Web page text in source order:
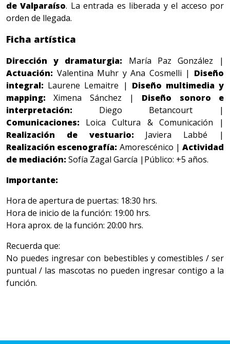
de Valparaíso. La entrada es liberada y el acceso por
orden de llegada.
Ficha artística
Dirección y dramaturgia: María Paz González |
Actuación: Valentina Muhr y Ana Cosmelli | Diseño
integral: Laurene Lemaitre | Diseño multimedia y
mapping: Ximena Sánchez | Diseño sonoro e
interpretación: Diego Betancourt |
Comunicaciones: Loica Cultura & Comunicación |
Realización de vestuario: Javiera Labbé |
Realización escenografía: Amorescénico | Actividad
de mediación: Sofía Zagal García |Público: +5 años.
Importante:
Hora de apertura de puertas: 18:30 hrs.
Hora de inicio de la función: 19:00 hrs.
Hora aprox. de la función: 20:00 hrs.
Recuerda que:
No puedes ingresar con bebestibles y comestibles / ser
puntual / las mascotas no pueden ingresar contigo a la
función.